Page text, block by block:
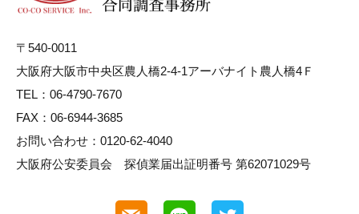
〒540-0011
大阪府大阪市中央区農人橋2-4-1アーバナイト農人橋4Ｆ
TEL：06-4790-7670
FAX：06-6944-3685
お問い合わせ：0120-62-4040
大阪府公安委員会 探偵業届出証明番号 第62071029号